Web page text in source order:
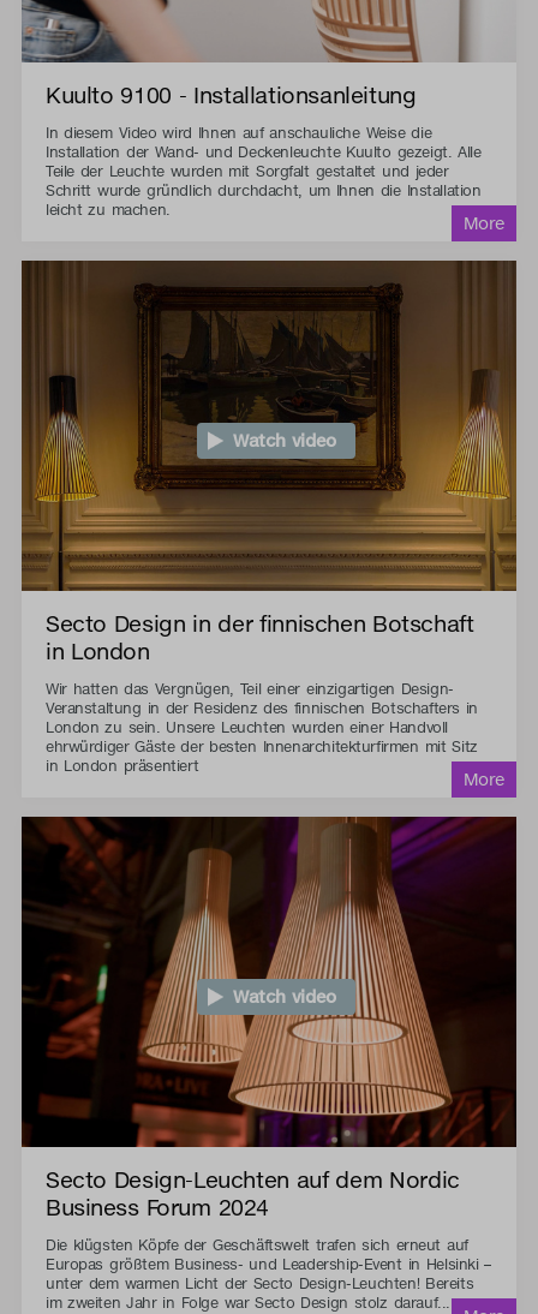
Kuulto 9100 - Installationsanleitung
In diesem Video wird Ihnen auf anschauliche Weise die
Installation der Wand- und Deckenleuchte Kuulto gezeigt. Alle
Teile der Leuchte wurden mit Sorgfalt gestaltet und jeder
Schritt wurde gründlich durchdacht, um Ihnen die Installation
leicht zu machen.
Watch video
Secto Design in der finnischen Botschaft
in London
Wir hatten das Vergnügen, Teil einer einzigartigen Design-
Veranstaltung in der Residenz des finnischen Botschafters in
London zu sein. Unsere Leuchten wurden einer Handvoll
ehrwürdiger Gäste der besten Innenarchitekturfirmen mit Sitz
in London präsentiert
Watch video
Secto Design-Leuchten auf dem Nordic
Business Forum 2024
Die klügsten Köpfe der Geschäftswelt trafen sich erneut auf
Europas größtem Business- und Leadership-Event in Helsinki –
unter dem warmen Licht der Secto Design-Leuchten! Bereits
im zweiten Jahr in Folge war Secto Design stolz darauf...